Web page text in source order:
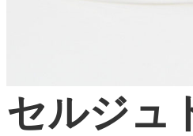
セルジュ